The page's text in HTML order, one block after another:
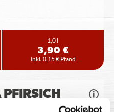
1,0 l
3,90 €
inkl. 0,15 € Pfand
PFIRSICH